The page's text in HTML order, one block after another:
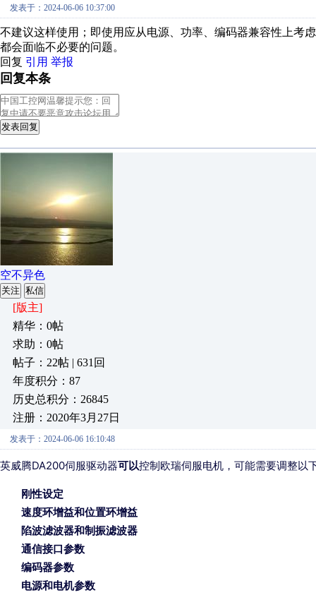
发表于：2024-06-06 10:37:00
不建议这样使用；即使用应从电源、功率、编码器兼容性上考
都会面临不必要的问题。
回复 引用 举报
回复本条
发表回复
空不异色
关注 私信
[版主]
精华：0帖
求助：0帖
帖子：22帖 | 631回
年度积分：87
历史总积分：26845
注册：2020年3月27日
发表于：2024-06-06 16:10:48
英威腾DA200伺服驱动器可以控制欧瑞伺服电机，可能需要调整以
刚性设定
速度环增益和位置环增益
陷波滤波器和制振滤波器
通信接口参数
编码器参数
电源和电机参数